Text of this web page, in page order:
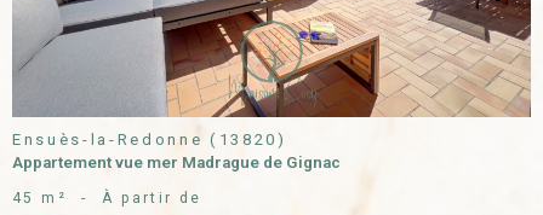
Ensuès-la-Redonne (13820)
Appartement vue mer Madrague de Gignac
45 m² - À partir de